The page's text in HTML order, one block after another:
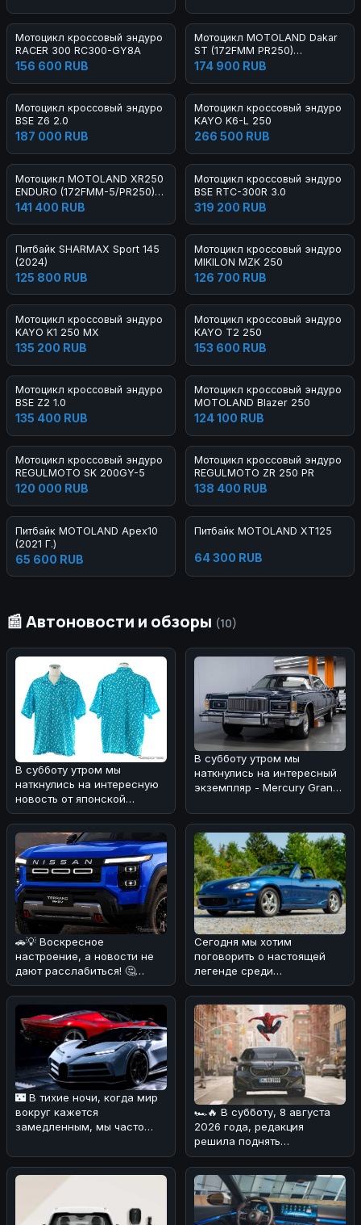
Мотоцикл кроссовый эндуро
RACER 300 RC300-GY8A
156 600 RUB
Мотоцикл MOTOLAND Dakar
ST (172FMM PR250)
ТУРЭНДУРО
174 900 RUB
Мотоцикл кроссовый эндуро
BSE Z6 2.0
187 000 RUB
Мотоцикл кроссовый эндуро
KAYO K6-L 250
266 500 RUB
Мотоцикл MOTOLAND XR250
ENDURO (172FMM-5/PR250)
(2021 Г.)
141 400 RUB
Мотоцикл кроссовый эндуро
BSE RTC-300R 3.0
319 200 RUB
Питбайк SHARMAX Sport 145
(2024)
125 800 RUB
Мотоцикл кроссовый эндуро
MIKILON MZK 250
126 700 RUB
Мотоцикл кроссовый эндуро
KAYO K1 250 MX
135 200 RUB
Мотоцикл кроссовый эндуро
KAYO T2 250
153 600 RUB
Мотоцикл кроссовый эндуро
BSE Z2 1.0
135 400 RUB
Мотоцикл кроссовый эндуро
MOTOLAND Blazer 250
124 100 RUB
Мотоцикл кроссовый эндуро
REGULMOTO SK 200GY-5
120 000 RUB
Мотоцикл кроссовый эндуро
REGULMOTO ZR 250 PR
138 400 RUB
Питбайк MOTOLAND Apex10
(2021 Г.)
65 600 RUB
Питбайк MOTOLAND XT125
64 300 RUB
📰 Автоновости и обзоры (10)
В субботу утром мы
наткнулись на интересную
новость от японской
компании Trust, которая
решила объед
В субботу утром мы
наткнулись на интересный
экземпляр - Mercury Grand
выг
🚗💡 Воскресное
настроение, а новости не
дают расслабиться! 🤔
Появились слухи о
возможном возрожден
Сегодня мы хотим
поговорить о настоящей
легенде среди
автомобилей — Mazda MX-
5 Miata 1999 года в юби
🌃 В тихие ночи, когда мир
вокруг кажется
замедленным, мы часто
значит быть
🏎🔥 В субботу, 8 августа
2026 года, редакция
решила поднять
интересную тему,
связанную с BMW. На дн